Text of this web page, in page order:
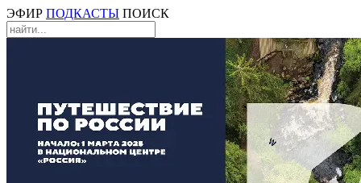
ЭФИР ПОДКАСТЫ ПОИСК